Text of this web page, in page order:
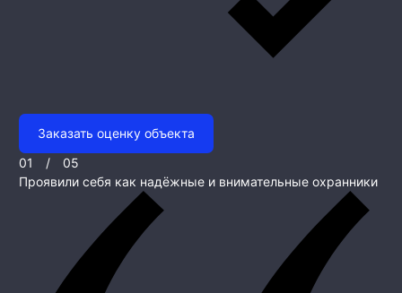
Заказать оценку объекта
01
/
05
Проявили себя как надёжные и внимательные охранники